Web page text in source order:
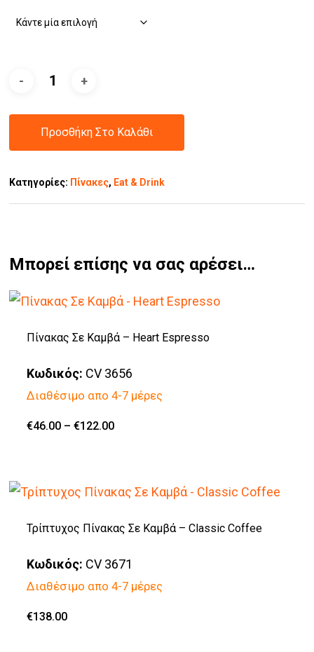
Προσθήκη Στο Καλάθι
Κατηγορίες: Πίνακες, Eat & Drink
Μπορεί επίσης να σας αρέσει…
Πίνακας Σε Καμβά – Heart Espresso
Κωδικός: CV 3656
Διαθέσιμο απο 4-7 μέρες
€46.00 – €122.00Price
Αυτό
έχει
πολλαπλές
Οι
επιλογές
Τρίπτυχος Πίνακας Σε Καμβά – Classic Coffee
Κωδικός: CV 3671
Διαθέσιμο απο 4-7 μέρες
€138.00